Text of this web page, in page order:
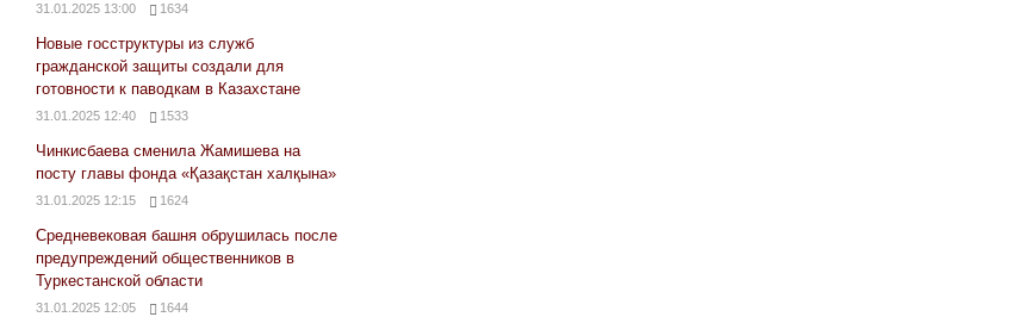
31.01.2025 13:00 1634
Новые госструктуры из служб
гражданской защиты создали для
готовности к паводкам в Казахстане
31.01.2025 12:40 1533
Чинкисбаева сменила Жамишева на
посту главы фонда «Қазақстан халқына»
31.01.2025 12:15 1624
Средневековая башня обрушилась после
предупреждений общественников в
Туркестанской области
31.01.2025 12:05 1644